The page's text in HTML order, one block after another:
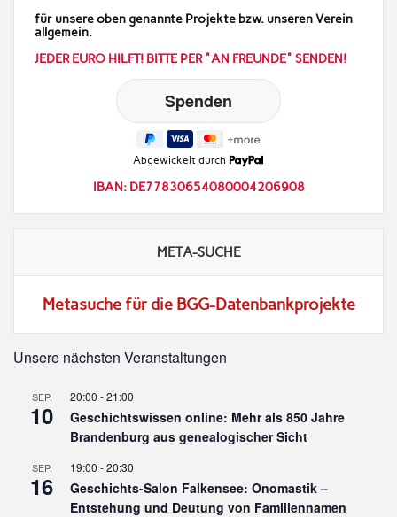
für unsere oben genannte Projekte bzw. unseren Verein
allgemein.
JEDER EURO HILFT! BITTE PER "AN FREUNDE" SENDEN!
Abgewickelt durch
IBAN: DE77830654080004206908
META-SUCHE
Metasuche für die BGG-Datenbankprojekte
Unsere nächsten Veranstaltungen
SEP.
10
20:00 -21:00
Geschichtswissen online: Mehr als 850 Jahre
Brandenburg aus genealogischer Sicht
SEP.
16
19:00 -20:30
Geschichts-Salon Falkensee: Onomastik –
Entstehung und Deutung von Familiennamen